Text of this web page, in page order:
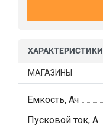
ХАРАКТЕРИСТИКИ
МАГАЗИНЫ
Емкость, Ач
Пусковой ток, А